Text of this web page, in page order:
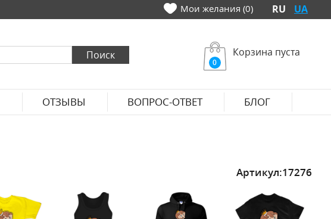
Мои желания (0) RU UA
0
Корзина пуста
ОТЗЫВЫ ВОПРОС-ОТВЕТ БЛОГ
Артикул:17276